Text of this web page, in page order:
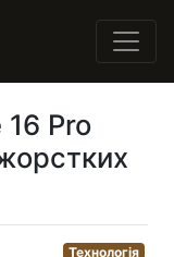
16 Pro
Технологія